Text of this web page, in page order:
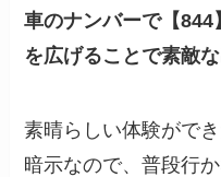
車のナンバーで【844
を広げることで素敵
素晴らしい体験がで
暗示なので、普段行